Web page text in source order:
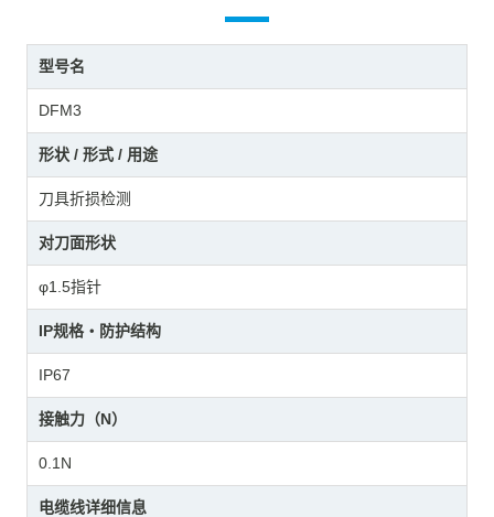
型号名
DFM3
形状 / 形式 / 用途
刀具折损检测
对刀面形状
φ1.5指针
IP规格・防护结构
IP67
接触力（N）
0.1N
电缆线详细信息